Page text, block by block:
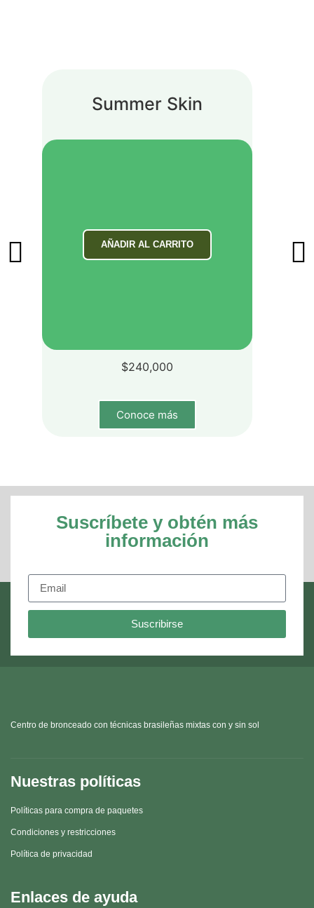
Summer Skin
AÑADIR AL CARRITO
$240,000
Conoce más
Suscríbete y obtén más
información
Suscribirse
Centro de bronceado con técnicas brasileñas mixtas con y sin sol
Nuestras políticas
Políticas para compra de paquetes
Condiciones y restricciones
Política de privacidad
Enlaces de ayuda